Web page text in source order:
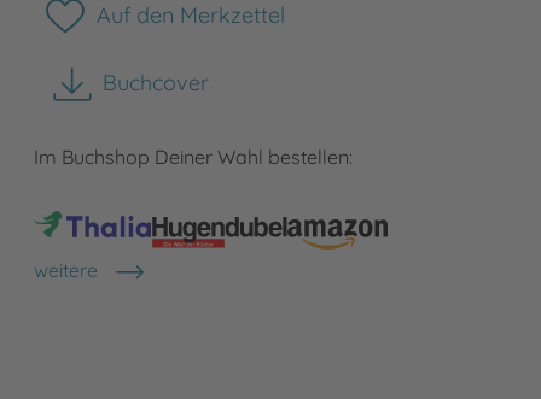
Auf den Merkzettel
Buchcover
herunterladen
Im Buchshop Deiner Wahl bestellen:
weitere
Shops anzeigen